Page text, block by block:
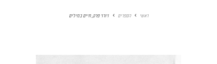
ראשי הספרים ז'ורז' פרק, חיים במילים